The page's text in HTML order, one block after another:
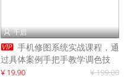
 千启
 手机修图系统实战课程，通
过具体案例手把手教学调色技
巧，实现副业变现
¥ 19.90 ¥ 199.00